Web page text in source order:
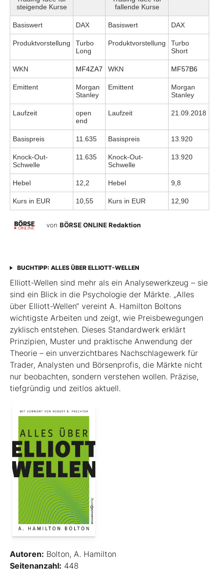
steigende Kurse
fallende Kurse
Basiswert DAX Basiswert DAX
Produktvorstellung
Turbo
Long
Produktvorstellung
Turbo
Short
WKN MF4ZA7 WKN MF57B6
Emittent
Morgan
Stanley
Emittent
Morgan
Stanley
Laufzeit
open
end
Laufzeit 21.09.2018
Basispreis 11.635 Basispreis 13.920
Knock-Out-
Schwelle
11.635
Knock-Out-
Schwelle
13.920
Hebel 12,2 Hebel 9,8
Kurs in EUR 10,55 Kurs in EUR 12,90
von BÖRSE ONLINE Redaktion
BUCHTIPP: ALLES ÜBER ELLIOTT-WELLEN
Elliott-Wellen sind mehr als ein Analysewerkzeug – sie
sind ein Blick in die Psychologie der Märkte. „Alles
über Elliott-Wellen“ vereint A. Hamilton Boltons
wichtigste Arbeiten und zeigt, wie Preisbewegungen
zyklisch entstehen. Dieses Standardwerk erklärt
Prinzipien, Muster und praktische Anwendung der
Theorie – ein unverzichtbares Nachschlagewerk für
Trader, Analysten und Börsenprofis, die Märkte nicht
nur beobachten, sondern verstehen wollen. Präzise,
tiefgründig und zeitlos aktuell.
Autoren: Bolton, A. Hamilton
Seitenanzahl: 448